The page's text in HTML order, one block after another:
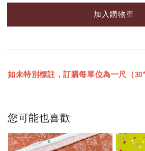
加入購物車
如未特別標註，訂購每單位為一尺（
您可能也喜歡